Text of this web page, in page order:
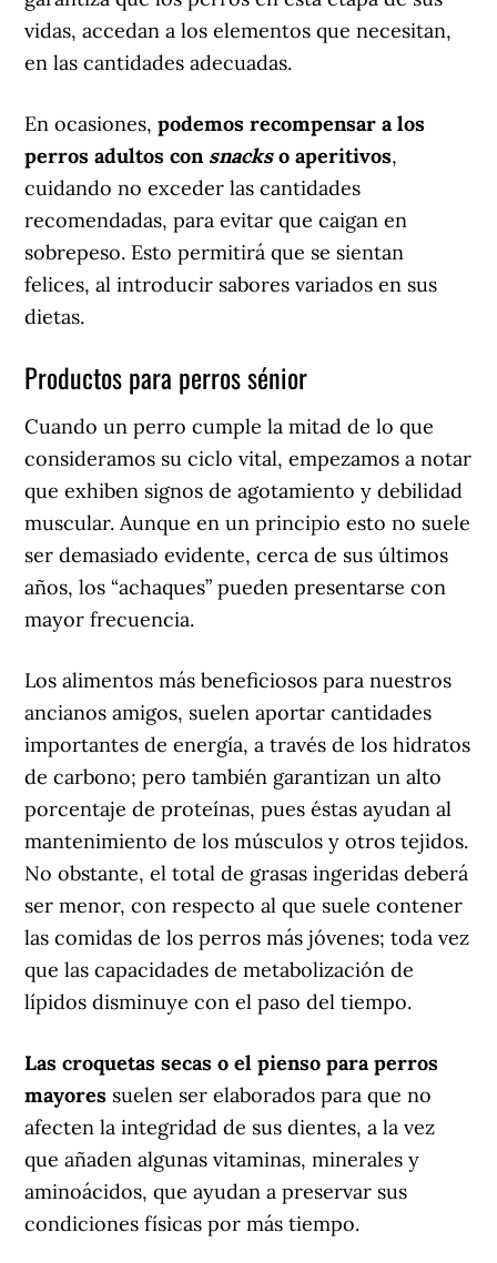
vidas, accedan a los elementos que necesitan,
en las cantidades adecuadas.
En ocasiones,podemos recompensar a los
perros adultos con snackso aperitivos,
cuidando no exceder las cantidades
recomendadas, para evitar que caigan en
sobrepeso. Esto permitirá que se sientan
felices, al introducir sabores variados en sus
dietas.
Productos para perros sénior
Cuando un perro cumple la mitad de lo que
consideramos su ciclo vital, empezamos a notar
que exhiben signos de agotamiento y debilidad
muscular. Aunque en un principio esto no suele
ser demasiado evidente, cerca de sus últimos
años, los “achaques” pueden presentarse con
mayor frecuencia.
Los alimentos más beneficiosos para nuestros
ancianos amigos, suelen aportar cantidades
importantes de energía, a través de los hidratos
de carbono; pero también garantizan un alto
porcentaje de proteínas, pues éstas ayudan al
mantenimiento de los músculos y otros tejidos.
No obstante, el total de grasas ingeridas deberá
ser menor, con respecto al que suele contener
las comidas de los perros más jóvenes; toda vez
que las capacidades de metabolización de
lípidos disminuye con el paso del tiempo.
Las croquetas secas o el pienso para perros
mayores suelen ser elaborados para que no
afecten la integridad de sus dientes, a la vez
que añaden algunas vitaminas, minerales y
aminoácidos, que ayudan a preservar sus
condiciones físicas por más tiempo.